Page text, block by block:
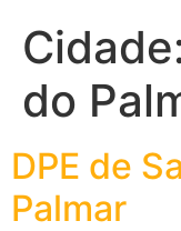
do
DPE de
Palmar